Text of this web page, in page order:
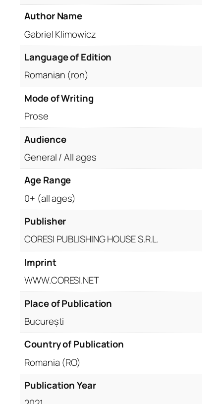
Author Name
Gabriel Klimowicz
Language of Edition
Romanian (ron)
Mode of Writing
Prose
Audience
General / All ages
Age Range
0+ (all ages)
Publisher
CORESI PUBLISHING HOUSE S.R.L.
Imprint
WWW.CORESI.NET
Place of Publication
București
Country of Publication
Romania (RO)
Publication Year